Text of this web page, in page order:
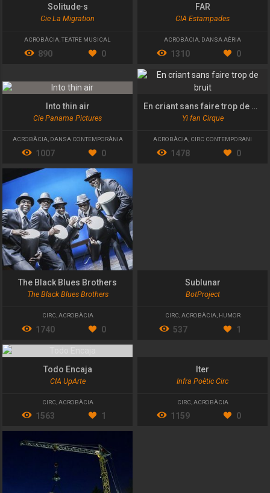
Solitude·s
Cie La Migration
ACROBÀCIA,TEATRE MUSICAL
890 0
FAR
CIA Estampades
ACROBÀCIA, DANSA AÈRIA
1310 0
Into thin air
Cie Panama Pictures
ACROBÀCIA, DANSA CONTEMPORÀNIA
1007 0
En criant sans faire trop de bruit
Yi fan Cirque
ACROBÀCIA CIRC CONTEMPORANI
1478 0
The Black Blues Brothers
The Black Blues Brothers
CIRC ACROBÀCIA
1740 0
Sublunar
BotProject
CIRC ACROBÀCIA, HUMOR
537 1
Todo Encaja
CIA UpArte
CIRC ACROBÀCIA
1563 1
Iter
Infra Poètic Circ
CIRC ACROBÀCIA
1159 0